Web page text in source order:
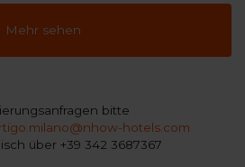
Mehr sehen
bitte
hotels.com
über +39 342 3687367